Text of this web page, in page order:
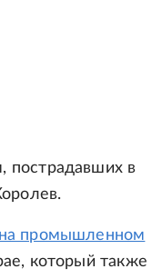
пострадавших в
промышленном
который также